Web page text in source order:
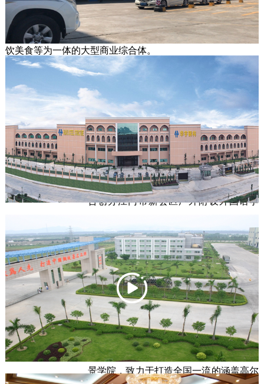
国第一家乡镇四星级酒店，现已转型升级
为集商务办公、商业零售、文化教育、餐
饮美食等为一体的大型商业综合体。
程，邻近广惠城轨寮步站、东莞火车站、深圳机场、广州机
场，毗邻广深、广珠高速公路，地理位置优越，交通极为便
捷。
江门市名冠教育投资有限公司，成立
于2017年，隶属于广东名冠集团。2017年
与广东外语外贸大学（广外教育集团）联
合创办江门市新会区广外附设外国语学
学”的创新模式，建成一所段涵盖幼儿园、小学、初中、高中
及国际高中的15年一贯制全寄宿的国际化外国语学校。公司
担负起江门市新会区广外附设外国语学校、广外附设外国语
幼儿园等的筹建全面工作、协助学校招生及日常业务管理。
东莞峰景高尔夫有限公司，位于东莞
市中心，毗邻虎英公园，依傍旗峰山麓，
旗下拥有峰景高尔夫球会、峰景酒店、峰
景学院，致力于打造全国一流的涵盖高尔